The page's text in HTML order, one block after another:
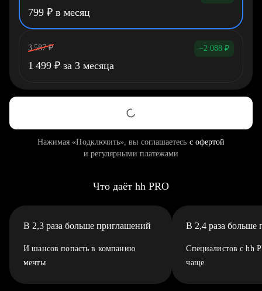
799 ₽ в месяц
3 587 ₽ −2 088 ₽
1 499 ₽ за 3 месяца
Нажимая «Подключить», вы соглашаетесь с офертой
и регулярными платежами
Что даёт hh PRO
В 2,3 раза больше приглашений
И шансов попасть в компанию
мечты
В 2,4 раза больше
Специалистов с hh
чаще